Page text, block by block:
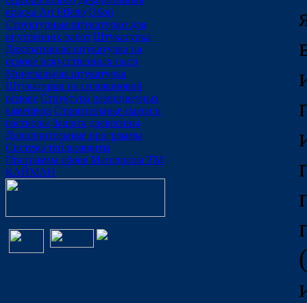
краска Art Effetto Обои
Структурные штукатурки для
внутренних работ Штукатурка
Декоративная штукатурка на
основе искусственных смол
Минеральная штукатурка
Штукатурки на силиконовой
основе Структура разноцветных
камешков Строительные смеси и
растворы Защита древесины
Дополнительные программы
Система теплозащиты
Программа обоев Материалы ТМ
КАЙМАН